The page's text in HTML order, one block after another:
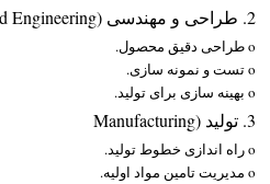
2. طراحی و مهندسی (Design and Engineering
o طراحی دقیق محصول.
o تست و نمونه سازی.
o بهینه سازی برای تولید.
3. تولید (Manufacturing
o راه اندازی خطوط تولید.
o مدیریت تامین مواد اولیه.